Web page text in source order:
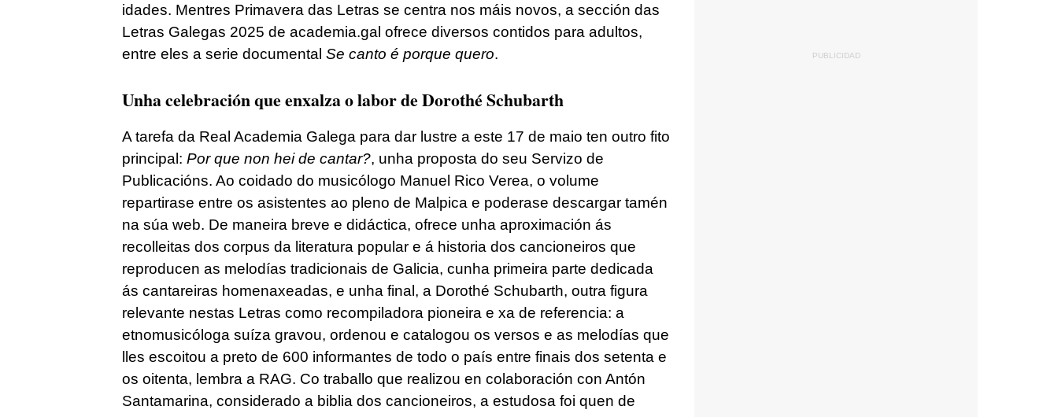
idades. Mentres Primavera das Letras se centra nos máis novos, a sección das
Letras Galegas 2025 de academia.gal ofrece diversos contidos para adultos,
entre eles a serie documental Se canto é porque quero.
Unha celebración que enxalza o labor de Dorothé Schubarth
A tarefa da Real Academia Galega para dar lustre a este 17 de maio ten outro fito
principal: Por que non hei de cantar?, unha proposta do seu Servizo de
Publicacións. Ao coidado do musicólogo Manuel Rico Verea, o volume
repartirase entre os asistentes ao pleno de Malpica e poderase descargar tamén
na súa web. De maneira breve e didáctica, ofrece unha aproximación ás
recolleitas dos corpus da literatura popular e á historia dos cancioneiros que
reproducen as melodías tradicionais de Galicia, cunha primeira parte dedicada
ás cantareiras homenaxeadas, e unha final, a Dorothé Schubarth, outra figura
relevante nestas Letras como recompiladora pioneira e xa de referencia: a
etnomusicóloga suíza gravou, ordenou e catalogou os versos e as melodías que
lles escoitou a preto de 600 informantes de todo o país entre finais dos setenta e
os oitenta, lembra a RAG. Co traballo que realizou en colaboración con Antón
Santamarina, considerado a biblia dos cancioneiros, a estudosa foi quen de